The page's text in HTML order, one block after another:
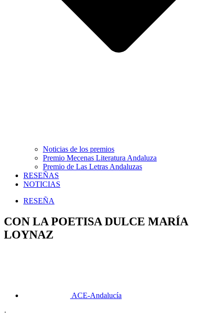
Noticias de los premios
Premio Mecenas Literatura Andaluza
Premio de Las Letras Andaluzas
RESEÑAS
NOTICIAS
RESEÑA
CON LA POETISA DULCE MARÍA
LOYNAZ
ACE-Andalucía
·